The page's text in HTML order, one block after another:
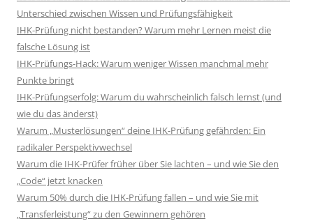
Unterschied zwischen Wissen und Prüfungsfähigkeit
IHK-Prüfung nicht bestanden? Warum mehr Lernen meist die
falsche Lösung ist
IHK-Prüfungs-Hack: Warum weniger Wissen manchmal mehr
Punkte bringt
IHK-Prüfungserfolg: Warum du wahrscheinlich falsch lernst (und
wie du das änderst)
Warum „Musterlösungen“ deine IHK-Prüfung gefährden: Ein
radikaler Perspektivwechsel
Warum die IHK-Prüfer früher über Sie lachten – und wie Sie den
„Code“ jetzt knacken
Warum 50% durch die IHK-Prüfung fallen – und wie Sie mit
„Transferleistung“ zu den Gewinnern gehören